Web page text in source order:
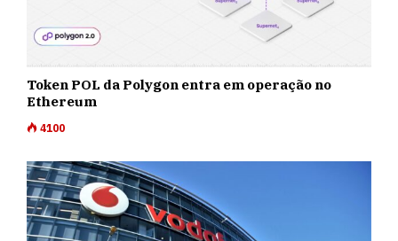
Token POL da Polygon entra em operação no
Ethereum
4100